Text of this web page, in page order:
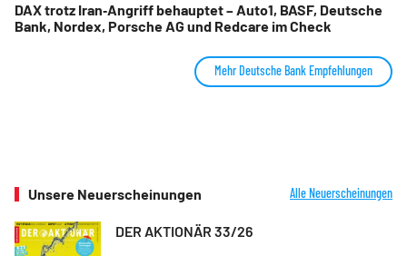
DAX trotz Iran‑Angriff behauptet – Auto1, BASF, Deutsche
Bank, Nordex, Porsche AG und Redcare im Check
Mehr Deutsche Bank Empfehlungen
Unsere Neuerscheinungen Alle Neuerscheinungen
DER AKTIONÄR 33/26